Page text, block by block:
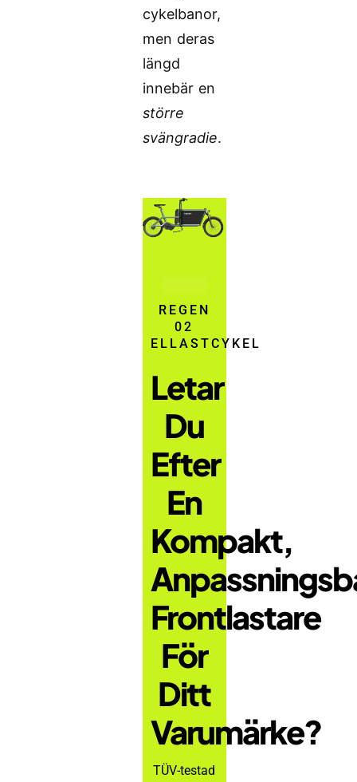
cykelbanor,
men deras
längd
innebär en
större
svängradie.
REGEN
02
ELLASTCYKEL
Letar
Du
Efter
En
Kompakt,
Frontlastare
För
Ditt
Varumärke?
TÜV-testad